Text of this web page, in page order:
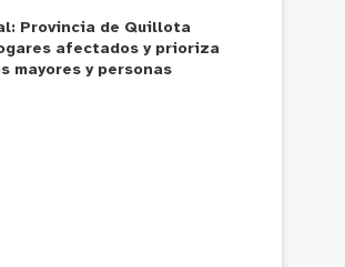
Provincia de Quillota
afectados y prioriza
mayores y personas